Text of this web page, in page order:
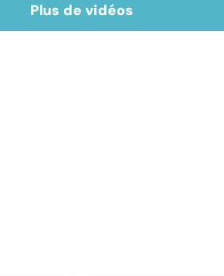
Plus de vidéos